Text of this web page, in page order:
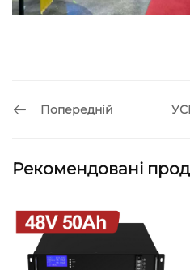
Попередній УСІ
Рекомендовані